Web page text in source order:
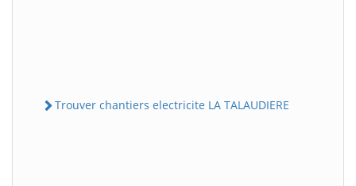
Trouver chantiers electricite LA TALAUDIERE